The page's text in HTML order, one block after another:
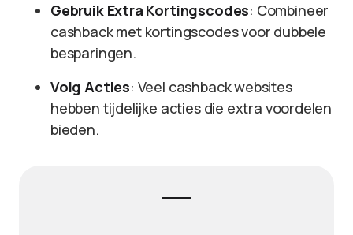
Gebruik Extra Kortingscodes: Combineer
cashback met kortingscodes voor dubbele
besparingen.
Volg Acties: Veel cashback websites
hebben tijdelijke acties die extra voordelen
bieden.